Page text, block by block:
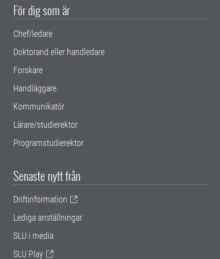
För dig som är
Chef/ledare
Doktorand eller handledare
Forskare
Handläggare
Kommunikatör
Lärare/studierektor
Programstudierektor
Senaste nytt från
Driftinformation
Lediga anställningar
SLU i media
SLU Play